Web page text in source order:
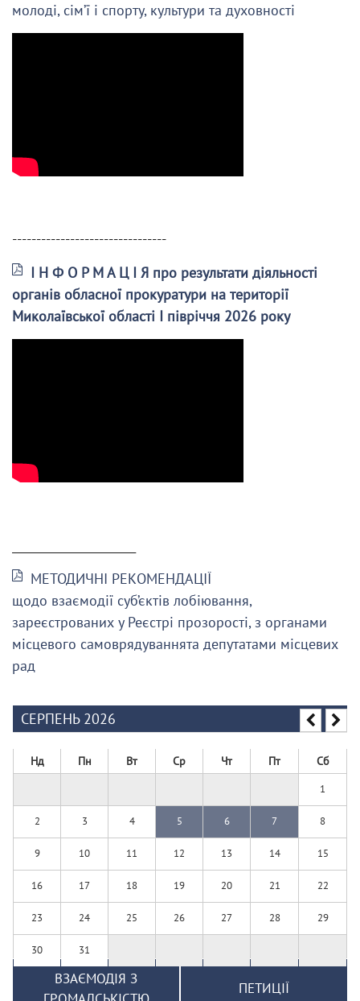
молоді, сім’ї і спорту, культури та духовності
--------------------------------
І Н Ф О Р М А Ц І Я про результати діяльності
органів обласної прокуратури на території
Миколаївської області І півріччя 2026 року
МЕТОДИЧНІ РЕКОМЕНДАЦІЇ
щодо взаємодії суб’єктів лобіювання,
зареєстрованих у Реєстрі прозорості, з органами
місцевого самоврядуваннята депутатами місцевих
рад
СЕРПЕНЬ 2026
Нд Пн Вт Ср Чт Пт Сб
1
2 3 4 5 6 7 8
9 10 11 12 13 14 15
16 17 18 19 20 21 22
23 24 25 26 27 28 29
30 31
ВЗАЄМОДІЯ З
ПЕТИЦІЇ